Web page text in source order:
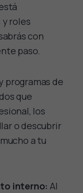
y roles
con
paso.
programas de
que
los
o descubrir
a tu
interno: Al